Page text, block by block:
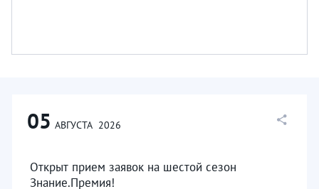
05 АВГУСТА 2026
Открыт прием заявок на шестой сезон
Знание.Премия!